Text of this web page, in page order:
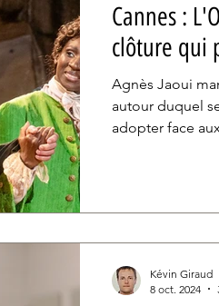
Cannes :
clôture qui
Agnès Jaoui
autour duquel
adopter face
pêche
Kévin Giraud
8 oct. 2024